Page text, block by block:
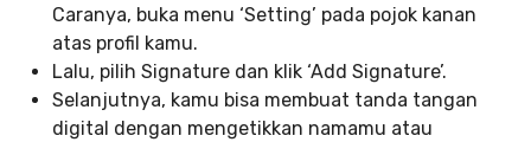
Caranya, buka menu ‘Setting’ pada pojok kanan
atas profil kamu.
Lalu, pilih Signature dan klik ‘Add Signature’.
Selanjutnya, kamu bisa membuat tanda tangan
digital dengan mengetikkan namamu atau